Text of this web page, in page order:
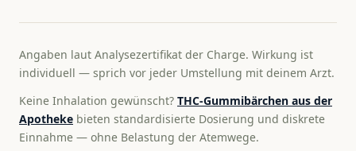
Angaben laut Analysezertifikat der Charge. Wirkung ist
individuell — sprich vor jeder Umstellung mit deinem Arzt.
Keine Inhalation gewünscht? THC-Gummibärchen aus der
Apotheke bieten standardisierte Dosierung und diskrete
Einnahme — ohne Belastung der Atemwege.